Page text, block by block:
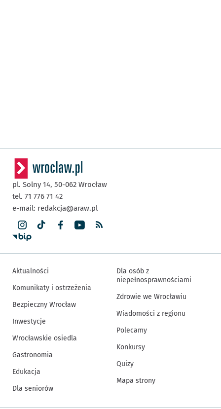
pl. Solny 14, 50-062 Wrocław
tel. 71 776 71 42
e-mail: redakcja@araw.pl
Aktualności
Komunikaty i ostrzeżenia
Bezpieczny Wrocław
Inwestycje
Wrocławskie osiedla
Gastronomia
Edukacja
Dla seniorów
Dla osób z
niepełnosprawnościami
Zdrowie we Wrocławiu
Wiadomości z regionu
Polecamy
Konkursy
Quizy
Mapa strony